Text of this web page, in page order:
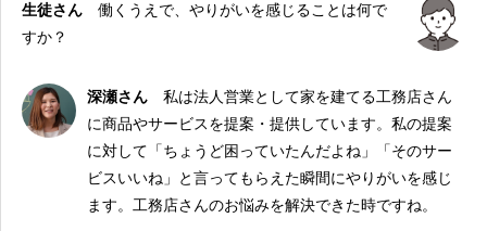
生徒さん 働くうえで、やりがいを感じることは何で
すか？
深瀬さん 私は法人営業として家を建てる工務店さん
に商品やサービスを提案・提供しています。私の提案
に対して「ちょうど困っていたんだよね」「そのサー
ビスいいね」と言ってもらえた瞬間にやりがいを感じ
ます。工務店さんのお悩みを解決できた時ですね。